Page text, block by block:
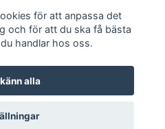
Sweethearts.se
för att anpassa det
och för att du ska få bästa
handlar hos oss.
alla